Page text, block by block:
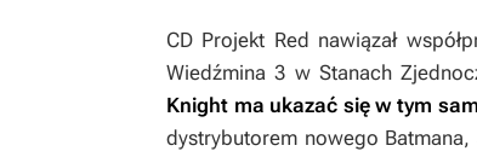
CD Projekt Red nawiązał
Wiedźmina 3 w Stanach
Knight ma ukazać się w tym
dystrybutorem nowego Batmana,